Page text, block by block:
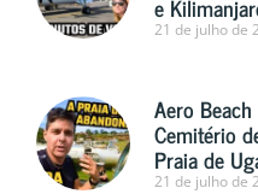
e
21 de julho de
Aero
Cemitério
Praia de
21 de julho de